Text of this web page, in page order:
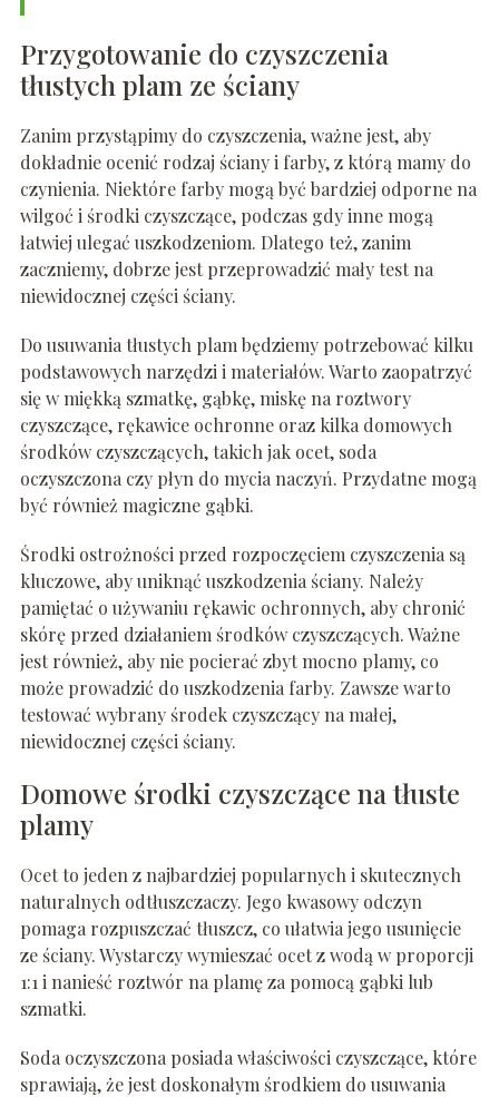
Przygotowanie do czyszczenia
tłustych plam ze ściany
Zanim przystąpimy do czyszczenia, ważne jest, aby
dokładnie ocenić rodzaj ściany i farby, z którą mamy do
czynienia. Niektóre farby mogą być bardziej odporne na
wilgoć i środki czyszczące, podczas gdy inne mogą
łatwiej ulegać uszkodzeniom. Dlatego też, zanim
zaczniemy, dobrze jest przeprowadzić mały test na
niewidocznej części ściany.
Do usuwania tłustych plam będziemy potrzebować kilku
podstawowych narzędzi i materiałów. Warto zaopatrzyć
się w miękką szmatkę, gąbkę, miskę na roztwory
czyszczące, rękawice ochronne oraz kilka domowych
środków czyszczących, takich jak ocet, soda
oczyszczona czy płyn do mycia naczyń. Przydatne mogą
być również magiczne gąbki.
Środki ostrożności przed rozpoczęciem czyszczenia są
kluczowe, aby uniknąć uszkodzenia ściany. Należy
pamiętać o używaniu rękawic ochronnych, aby chronić
skórę przed działaniem środków czyszczących. Ważne
jest również, aby nie pocierać zbyt mocno plamy, co
może prowadzić do uszkodzenia farby. Zawsze warto
testować wybrany środek czyszczący na małej,
niewidocznej części ściany.
Domowe środki czyszczące na tłuste
plamy
Ocet to jeden z najbardziej popularnych i skutecznych
naturalnych odtłuszczaczy. Jego kwasowy odczyn
pomaga rozpuszczać tłuszcz, co ułatwia jego usunięcie
ze ściany. Wystarczy wymieszać ocet z wodą w proporcji
1:1 i nanieść roztwór na plamę za pomocą gąbki lub
szmatki.
Soda oczyszczona posiada właściwości czyszczące, które
sprawiają, że jest doskonałym środkiem do usuwania